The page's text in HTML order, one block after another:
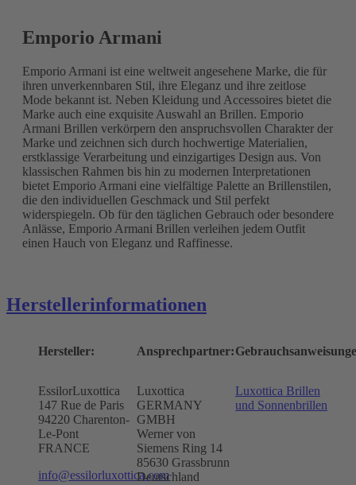
Emporio Armani
Emporio Armani ist eine weltweit angesehene Marke, die für
ihren unverkennbaren Stil, ihre Eleganz und ihre zeitlose
Mode bekannt ist. Neben Kleidung und Accessoires bietet die
Marke auch eine exquisite Auswahl an Brillen. Emporio
Armani Brillen verkörpern den anspruchsvollen Charakter der
Marke und zeichnen sich durch hochwertige Materialien,
erstklassige Verarbeitung und einzigartiges Design aus. Von
klassischen Rahmen bis hin zu modernen Interpretationen
bietet Emporio Armani eine vielfältige Palette an Brillenstilen,
die den individuellen Geschmack und Stil perfekt
widerspiegeln. Ob für den täglichen Gebrauch oder besondere
Anlässe, Emporio Armani Brillen verleihen jedem Outfit
einen Hauch von Eleganz und Raffinesse.
Herstellerinformationen
Hersteller:
EssilorLuxottica
147 Rue de Paris
94220 Charenton-
Le-Pont
FRANCE
info@essilorluxottica.com
Ansprechpartner:
Luxottica
GERMANY
GMBH
Werner von
Siemens Ring 14
85630 Grassbrunn
Deutschland
Luxottica Brillen
und Sonnenbrillen